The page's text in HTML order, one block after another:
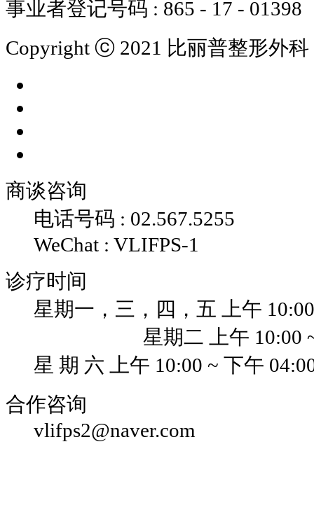
事业者登记号码 : 865 - 17 - 01398
Copyright ⓒ 2021 比丽普整形外科
商谈咨询
电话号码 : 02.567.5255
WeChat : VLIFPS-1
诊疗时间
星期一，三，四，五 上午
星期二 上午 10:00
星 期 六 上午 10:00 ~ 下午
合作咨询
vlifps2@naver.com